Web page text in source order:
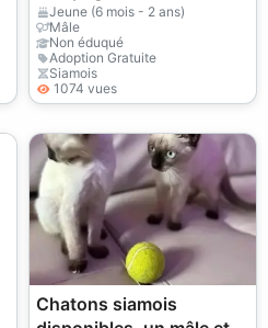
Jeune (6 mois - 2 ans)
Mâle
Non éduqué
Adoption Gratuite
Siamois
1074 vues
Chatons siamois